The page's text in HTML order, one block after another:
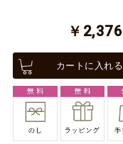
￥2,376
カートに入れる